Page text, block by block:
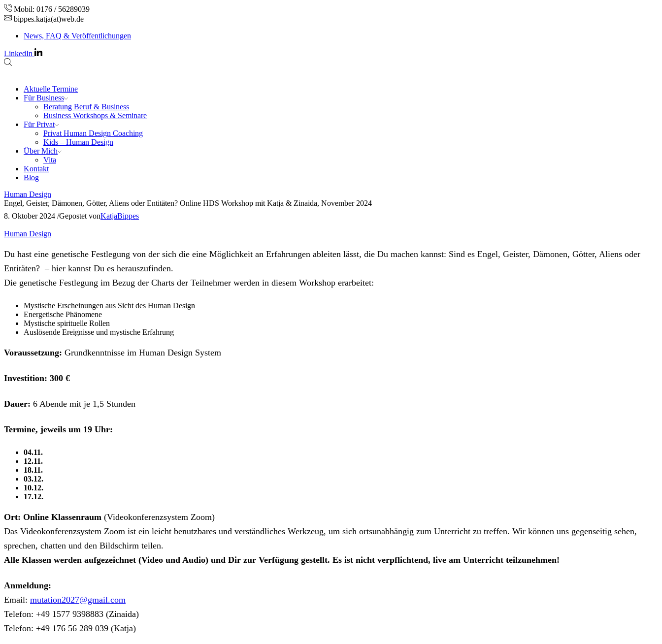
Mobil: 0176 / 56289039
bippes.katja(at)web.de
News, FAQ & Veröffentlichungen
LinkedIn
Aktuelle Termine
Für Business
Beratung Beruf & Business
Business Workshops & Seminare
Für Privat
Privat Human Design Coaching
Kids – Human Design
Über Mich
Vita
Kontakt
Blog
Human Design
Engel, Geister, Dämonen, Götter, Aliens oder Entitäten? Online HDS Workshop mit Katja & Zinaida, November 2024
8. Oktober 2024 /Gepostet vonKatjaBippes
Human Design
Du hast eine genetische Festlegung von der sich die eine Möglichkeit an Erfahrungen ableiten lässt, die Du machen kannst: Sind es Engel, Geister, Dämonen, Götter, Aliens oder
Entitäten? – hier kannst Du es herauszufinden.
Die genetische Festlegung im Bezug der Charts der Teilnehmer werden in diesem Workshop erarbeitet:
Mystische Erscheinungen aus Sicht des Human Design
Energetische Phänomene
Mystische spirituelle Rollen
Auslösende Ereignisse und mystische Erfahrung
Voraussetzung: Grundkenntnisse im Human Design System
Investition: 300 €
Dauer: 6 Abende mit je 1,5 Stunden
Termine, jeweils um 19 Uhr:
04.11.
12.11.
18.11.
03.12.
10.12.
17.12.
Ort: Online Klassenraum (Videokonferenzsystem Zoom)
Das Videokonferenzsystem Zoom ist ein leicht benutzbares und verständliches Werkzeug, um sich ortsunabhängig zum Unterricht zu treffen. Wir können uns gegenseitig sehen,
sprechen, chatten und den Bildschirm teilen.
Alle Klassen werden aufgezeichnet (Video und Audio) und Dir zur Verfügung gestellt. Es ist nicht verpflichtend, live am Unterricht teilzunehmen!
Anmeldung:
Email: mutation2027@gmail.com
Telefon: +49 1577 9398883 (Zinaida)
Telefon: +49 176 56 289 039 (Katja)